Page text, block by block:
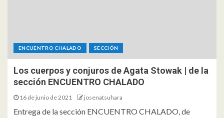
ENCUENTRO CHALADO SECCIÓN
Los cuerpos y conjuros de Agata Stowak | de la
sección ENCUENTRO CHALADO
16 de junio de 2021 josenatsuhara
Entrega de la sección ENCUENTRO CHALADO, de